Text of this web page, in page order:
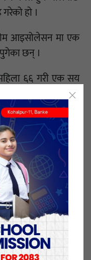
हो ।
आइसोलेसन मा एक
छन् ।
६६ गरी एक सय
स्वास्थ्य शाखा
बैजनाथ गाउँपालिका
गराएका छन्
आम नागरिकहरुलाई
उल्लेख गरेका छन् ।
जना उपचारत्त छन् ।
रहेको स्वास्थ्य शाखा